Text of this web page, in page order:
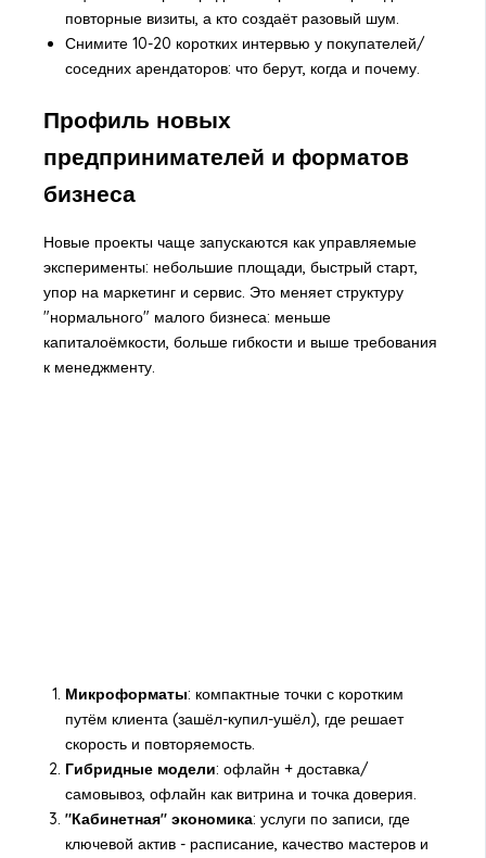
повторные визиты, а кто создаёт разовый шум.
Снимите 10-20 коротких интервью у покупателей/
соседних арендаторов: что берут, когда и почему.
Профиль новых
предпринимателей и форматов
бизнеса
Новые проекты чаще запускаются как управляемые
эксперименты: небольшие площади, быстрый старт,
упор на маркетинг и сервис. Это меняет структуру
"нормального" малого бизнеса: меньше
капиталоёмкости, больше гибкости и выше требования
к менеджменту.
Микроформаты: компактные точки с коротким
путём клиента (зашёл-купил-ушёл), где решает
скорость и повторяемость.
Гибридные модели: офлайн + доставка/
самовывоз, офлайн как витрина и точка доверия.
"Кабинетная" экономика: услуги по записи, где
ключевой актив - расписание, качество мастеров и